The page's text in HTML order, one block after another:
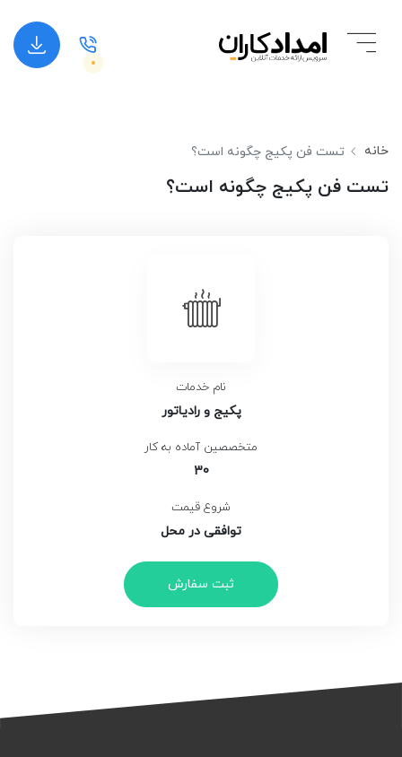
خانه تست فن پکیج چگونه است؟
تست فن پکیج چگونه است؟
نام خدمات
پکیج و رادیاتور
متخصصین آماده به کار
30
شروع قیمت
توافقی در محل
ثبت سفارش